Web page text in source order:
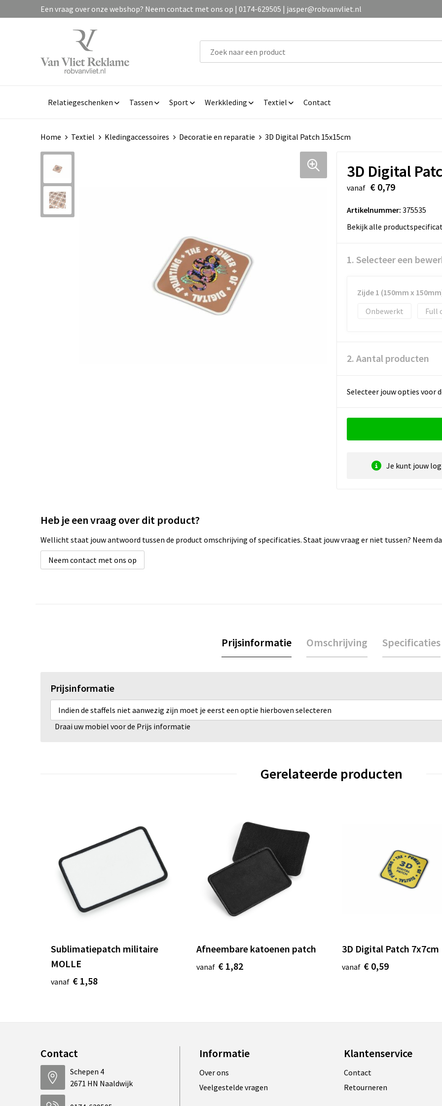
Een vraag over onze webshop? Neem contact met ons op | 0174-629505 | jasper@robvanvliet.nl
Relatiegeschenken Tassen Sport Werkkleding Textiel Contact
Home Textiel Kledingaccessoires Decoratie en reparatie 3D Digital Patch 15x15cm
3D Digital
vanaf € 0,79
Artikelnummer: 375535
Bekijk alle
1. Selecteer een
Zijde 1 (150mm x
Onbewerkt
Full
2. Aantal producten
Selecteer jouw opties voor
Je kunt jouw
Heb je een vraag over dit product?
Wellicht staat jouw antwoord tussen de product omschrijving of specificaties. Staat jouw vraag er niet tussen? Neem
Neem contact met ons op
Prijsinformatie Omschrijving Specificaties
Prijsinformatie
Indien de staffels niet aanwezig zijn moet je eerst een optie hierboven selecteren
Draai uw mobiel voor de Prijs informatie
Gerelateerde producten
Sublimatiepatch militaire
MOLLE
vanaf € 1,58
Afneembare katoenen patch
vanaf € 1,82
3D Digital Patch 7x7cm
vanaf € 0,59
Contact
Schepen 4
2671 HN Naaldwijk
Informatie
Over ons
Veelgestelde vragen
Klantenservice
Contact
Retourneren